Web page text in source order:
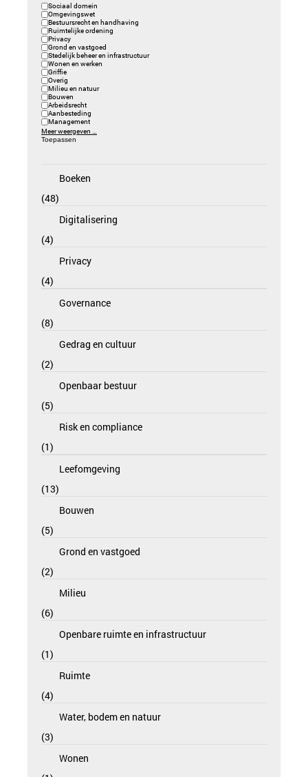
Vakgebieden
Sociaal domein
Omgevingswet
Bestuursrecht en handhaving
Ruimtelijke ordening
Privacy
Grond en vastgoed
Stedelijk beheer en infrastructuur
Wonen en werken
Griffie
Overig
Milieu en natuur
Bouwen
Arbeidsrecht
Aanbesteding
Management
Meer weergeven …
Toepassen
Boeken
48
Digitalisering
4
Privacy
4
Governance
8
Gedrag en cultuur
2
Openbaar bestuur
5
Risk en compliance
1
Leefomgeving
13
Bouwen
5
Grond en vastgoed
2
Milieu
6
Openbare ruimte en infrastructuur
1
Ruimte
4
Water, bodem en natuur
3
Wonen